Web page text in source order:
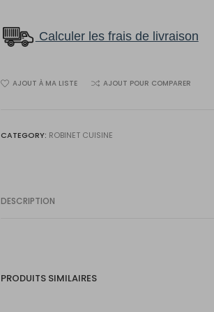
Calculer les frais de livraison
AJOUT À MA LISTE AJOUT POUR COMPARER
CATEGORY: ROBINET CUISINE
DESCRIPTION
PRODUITS SIMILAIRES